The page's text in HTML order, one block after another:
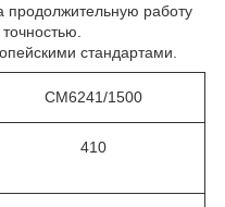
продолжительную работу
стандартами.
CM6241/1500
410